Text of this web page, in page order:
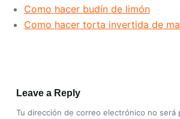
Como hacer budín de limón
Como hacer torta invertida de
Leave a Reply
Tu dirección de correo electrónico no será